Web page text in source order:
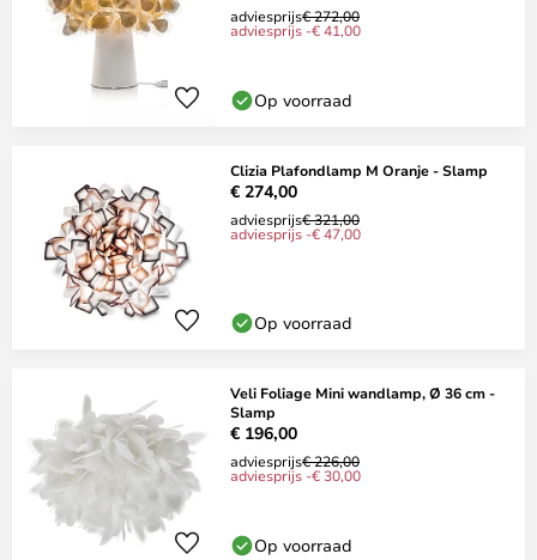
adviesprijs€ 272,00
adviesprijs -€ 41,00
Op voorraad
Clizia Plafondlamp M Oranje - Slamp
€ 274,00
adviesprijs€ 321,00
adviesprijs -€ 47,00
Op voorraad
Veli Foliage Mini wandlamp, Ø 36 cm -
Slamp
€ 196,00
adviesprijs€ 226,00
adviesprijs -€ 30,00
Op voorraad